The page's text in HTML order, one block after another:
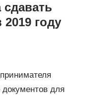
сдавать
году
документов для